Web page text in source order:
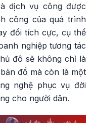
dịch vụ công được
công của quá trình
đổi tích cực, cụ thể
nghiệp tương tác
đô sẽ không chỉ là
đồ mà còn là một
nghệ phục vụ đời
cho người dân.